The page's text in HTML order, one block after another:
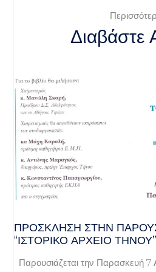
Διαβάστε
ΠΡΌΣΚΛΗΣΗ ΣΤΗΝ
“ΙΣΤΟΡΙΚΌ ΑΡΧΕΊΟ ΤΉΝΟΥ”
Παρουσιάζεται την Παρασκευή 7